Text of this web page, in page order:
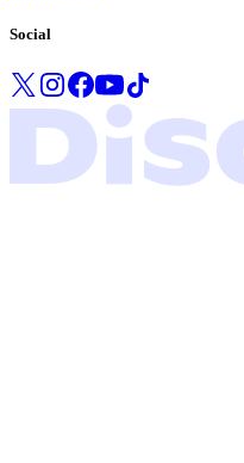
Social